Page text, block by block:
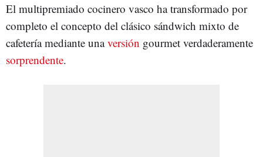
El multipremiado cocinero vasco ha transformado por
completo el concepto del clásico sándwich mixto de
cafetería mediante unaversión gourmet verdaderamente
sorprendente.